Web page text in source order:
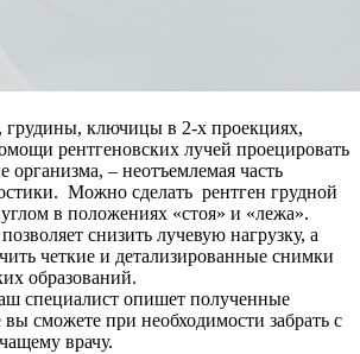
грудины, ключицы в 2-х проекциях,
рентгеновских лучей проецировать
организма, – неотъемлемая часть
Можно сделать рентген грудной
в положениях «стоя» и «лежа».
снизить лучевую нагрузку, а
четкие и детализированные снимки
образований.
специалист опишет полученные
вы сможете при необходимости забрать с
врачу.